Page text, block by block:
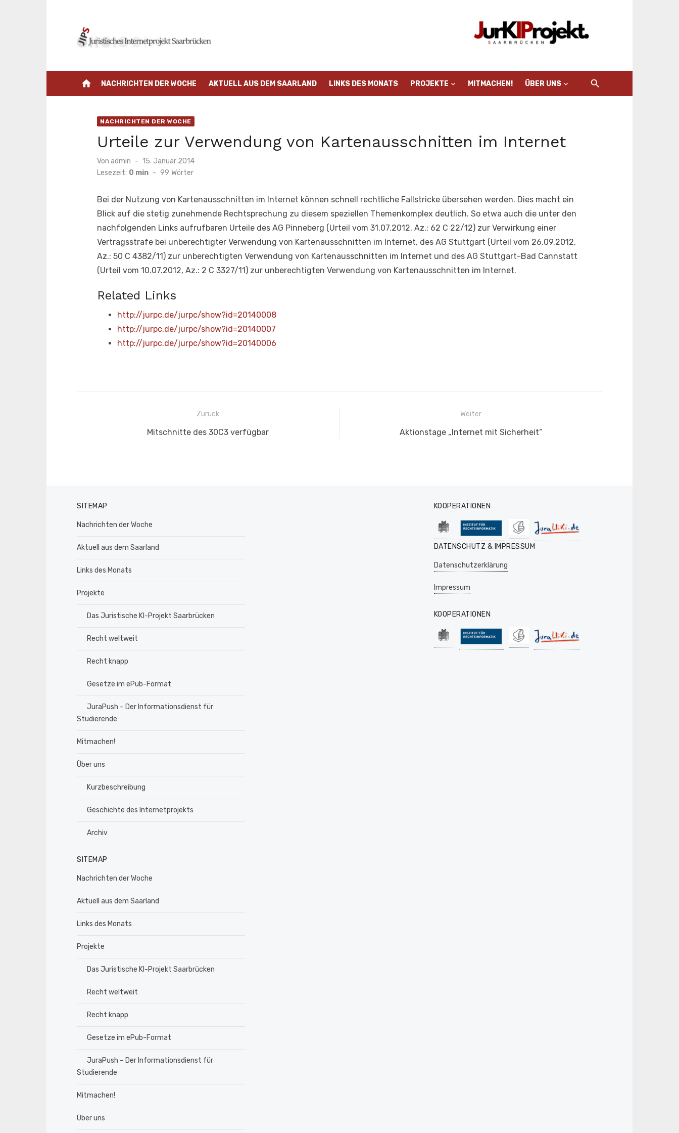
home NACHRICHTEN DER WOCHE AKTUELL AUS DEM SAARLAND LINKS DES MONATS PROJEKTE MITMACHEN! ÜBER UNS
NACHRICHTEN DER WOCHE
Urteile zur Verwendung von Kartenausschnitten im Internet
Von admin
Veröffentlicht
am
15. Januar 2014
Lesezeit: 0 min - 99 Wörter
Bei der Nutzung von Kartenausschnitten im Internet können schnell rechtliche Fallstricke übersehen werden. Dies macht ein
Blick auf die stetig zunehmende Rechtsprechung zu diesem speziellen Themenkomplex deutlich. So etwa auch die unter den
nachfolgenden Links aufrufbaren Urteile des AG Pinneberg (Urteil vom 31.07.2012, Az.: 62 C 22/12) zur Verwirkung einer
Vertragsstrafe bei unberechtigter Verwendung von Kartenausschnitten im Internet, des AG Stuttgart (Urteil vom 26.09.2012,
Az.: 50 C 4382/11) zur unberechtigten Verwendung von Kartenausschnitten im Internet und des AG Stuttgart-Bad Cannstatt
(Urteil vom 10.07.2012, Az.: 2 C 3327/11) zur unberechtigten Verwendung von Kartenausschnitten im Internet.
Related Links
http://jurpc.de/jurpc/show?id=20140008
http://jurpc.de/jurpc/show?id=20140007
http://jurpc.de/jurpc/show?id=20140006
BeitragsnavigationZurück
Vorheriger
Mitschnitte des 30C3 verfügbar
Weiter
Nächster
Aktionstage „Internet mit Sicherheit“
SITEMAP
Nachrichten der Woche
Aktuell aus dem Saarland
Links des Monats
Projekte
Das Juristische KI-Projekt Saarbrücken
Recht weltweit
Recht knapp
Gesetze im ePub-Format
JuraPush – Der Informationsdienst für
Studierende
Mitmachen!
Über uns
Kurzbeschreibung
Geschichte des Internetprojekts
Archiv
SITEMAP
Nachrichten der Woche
Aktuell aus dem Saarland
Links des Monats
Projekte
Das Juristische KI-Projekt Saarbrücken
Recht weltweit
Recht knapp
Gesetze im ePub-Format
JuraPush – Der Informationsdienst für
Studierende
Mitmachen!
Über uns
KOOPERATIONEN
DATENSCHUTZ & IMPRESSUM
Datenschutzerklärung
Impressum
KOOPERATIONEN